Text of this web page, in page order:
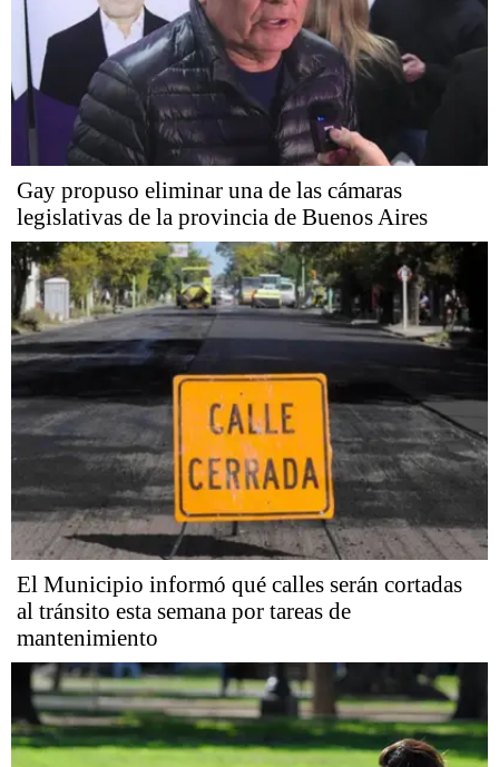
Gay propuso eliminar una de las cámaras
legislativas de la provincia de Buenos Aires
El Municipio informó qué calles serán cortadas
al tránsito esta semana por tareas de
mantenimiento